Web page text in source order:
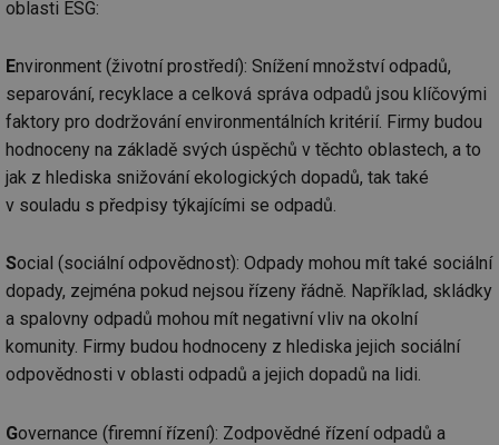
oblasti ESG:
Environment (životní prostředí): Snížení množství odpadů,
separování, recyklace a celková správa odpadů jsou klíčovými
faktory pro dodržování environmentálních kritérií. Firmy budou
hodnoceny na základě svých úspěchů v těchto oblastech, a to
jak z hlediska snižování ekologických dopadů, tak také
v souladu s předpisy týkajícími se odpadů.
Social (sociální odpovědnost): Odpady mohou mít také sociální
dopady, zejména pokud nejsou řízeny řádně. Například, skládky
a spalovny odpadů mohou mít negativní vliv na okolní
komunity. Firmy budou hodnoceny z hlediska jejich sociální
odpovědnosti v oblasti odpadů a jejich dopadů na lidi.
Governance (firemní řízení): Zodpovědné řízení odpadů a